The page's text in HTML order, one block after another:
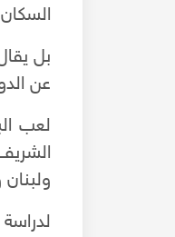
بل
عن
لعب